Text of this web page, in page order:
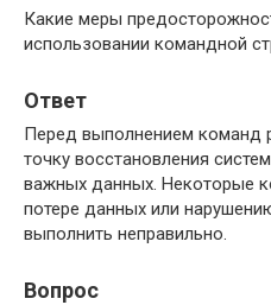
Какие меры
использовании командной
Ответ
Перед выполнением команд
точку восстановления
важных данных. Некоторые
потере данных или
выполнить неправильно.
Вопрос